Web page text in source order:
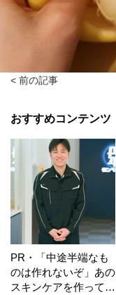
< 前の記事
おすすめコンテンツ
PR・「中途半端なも
のは作れないぞ」あの
スキンケアを作ってい